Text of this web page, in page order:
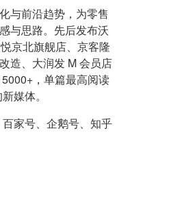
与前沿趋势，为零售
与思路。先后发布沃
京北旗舰店、京客隆
造、大润发 M 会员店
，单篇最高阅读
媒体。
家号、企鹅号、知乎